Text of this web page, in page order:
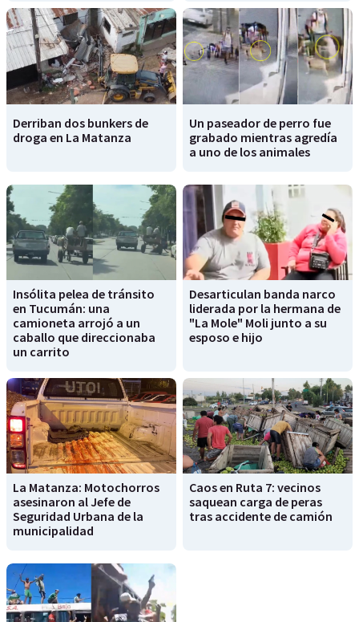
Derriban dos bunkers de
droga en La Matanza
Un paseador de perro fue
grabado mientras agredía
a uno de los animales
Insólita pelea de tránsito
en Tucumán: una
camioneta arrojó a un
caballo que direccionaba
un carrito
Desarticulan banda narco
liderada por la hermana de
"La Mole" Moli junto a su
esposo e hijo
La Matanza: Motochorros
asesinaron al Jefe de
Seguridad Urbana de la
municipalidad
Caos en Ruta 7: vecinos
saquean carga de peras
tras accidente de camión